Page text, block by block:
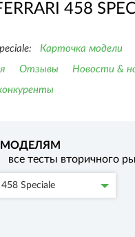
458
Карточка модели
Отзывы
Новости &
все тесты вторичного
458 Speciale